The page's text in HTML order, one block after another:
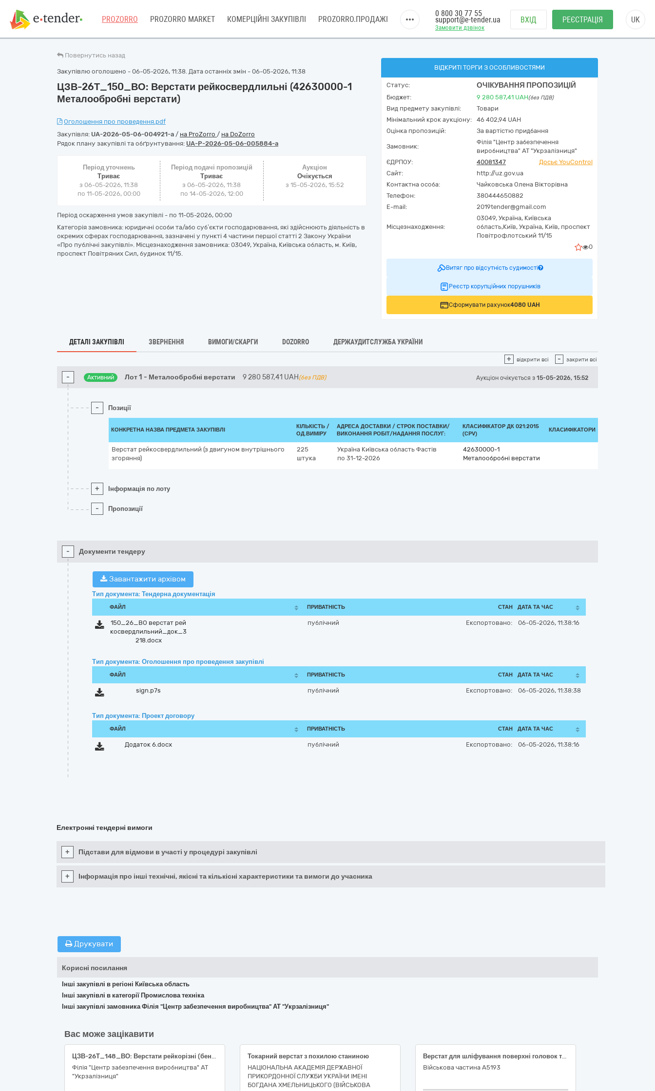
PROZORRO PROZORRO MARKET КОМЕРЦІЙНІ ЗАКУПІВЛІ PROZORRO.ПРОДАЖІ
Замовити дзвінок
0 800 30 77 55
support@e-tender.ua ВХІД РЕЄСТРАЦІЯ UK
Повернутись назад
Закупівлю оголошено - 06-05-2026, 11:38. Дата останніх змін - 06-05-2026, 11:38
ЦЗВ-26Т_150_ВО: Верстати рейкосвердлильні (42630000-1
Металообробні верстати)
Оголошення про проведення.pdf
Закупівля: UA-2026-05-06-004921-a / на ProZorro / на DoZorro
Рядок плану закупівлі та обґрунтування: UA-P-2026-05-06-005884-a
Період уточнень
Триває
з 06-05-2026, 11:38
по 11-05-2026, 00:00
Період подачі пропозицій
Триває
з 06-05-2026, 11:38
по 14-05-2026, 12:00
Аукціон
Очікується
з 15-05-2026, 15:52
Період оскарження умов закупівлі - по 11-05-2026, 00:00
Категорія замовника: юридичні особи та/або суб’єкти господарювання, які здійснюють діяльність в
окремих сферах господарювання, зазначені у пункті 4 частини першої статті 2 Закону України
«Про публічні закупівлі». Місцезнаходження замовника: 03049, Україна, Київська область, м. Київ,
проспект Повітряних Сил, будинок 11/15.
ВІДКРИТІ ТОРГИ З ОСОБЛИВОСТЯМИ
Статус: ОЧІКУВАННЯ ПРОПОЗИЦІЙ
Бюджет: 9 280 587,41 UAH(без ПДВ)
Вид предмету закупівлі:
Товари
Мінімальний крок аукціону:
46 402,94 UAH
Оцінка пропозицій:
За вартістю придбання
Замовник:
Філія "Центр забезпечення
виробництва" АТ "Укрзалізниця"
ЄДРПОУ:
40081347
Досьє YouControl
Сайт:
http://uz.gov.ua
Контактна особа:
Чайковська Олена Вікторівна
Телефон:
380444650882
E-mail:
2019tender@gmail.com
Місцезнаходження:
03049, Україна, Київська
область,Київ, Україна, Київ, проспект
Повітрофлотський 11/15
0
Витяг про відсутність судимості
Реєстр корупційних порушників
Сформувати рахунок4080 UAH
ДЕТАЛІ ЗАКУПІВЛІ ЗВЕРНЕННЯ ВИМОГИ/СКАРГИ DOZORRO ДЕРЖАУДИТСЛУЖБА УКРАЇНИ
+ відкрити всі - закрити всі
- Активний Лот 1 - Металообробні верстати 9 280 587,41 UAH (без ПДВ) Аукціон очікується з 15-05-2026, 15:52
- Позиції
КОНКРЕТНА НАЗВА ПРЕДМЕТА ЗАКУПІВЛІ
КІЛЬКІСТЬ /
ОД.ВИМІРУ
АДРЕСА ДОСТАВКИ / СТРОК ПОСТАВКИ/
ВИКОНАННЯ РОБІТ/НАДАННЯ ПОСЛУГ:
КЛАСИФІКАТОР ДК 021:2015
(CPV)
КЛАСИФІКАТОРИ
Верстат рейкосвердлильний (з двигуном внутрішнього
згоряння)
225
штука
Україна Київська область Фастів
по 31-12-2026
42630000-1
Металообробні верстати
+ Інформація по лоту
- Пропозиції
- Документи тендеру
Завантажити архівом
Тип документа: Тендерна документація
ФАЙЛ ПРИВАТНІСТЬ СТАН ДАТА ТА ЧАС
150_26_ВО верстат рей
косвердлильний_док_3
218.docx
публічний Експортовано: 06-05-2026, 11:38:16
Тип документа: Оголошення про проведення закупівлі
ФАЙЛ ПРИВАТНІСТЬ СТАН ДАТА ТА ЧАС
sign.p7s публічний Експортовано: 06-05-2026, 11:38:38
Тип документа: Проект договору
ФАЙЛ ПРИВАТНІСТЬ СТАН ДАТА ТА ЧАС
Додаток 6.docx публічний Експортовано: 06-05-2026, 11:38:16
Електронні тендерні вимоги
+ Підстави для відмови в участі у процедурі закупівлі
+ Інформація про інші технічні, якісні та кількісні характеристики та вимоги до учасника
Друкувати
Корисні посилання
Інші закупівлі в регіоні Київська область
Інші закупівлі в категорії Промислова техніка
Інші закупівлі замовника Філія "Центр забезпечення виробництва" АТ "Укрзалізниця"
Вас може зацікавити
ЦЗВ-26Т_148_ВО: Верстати рейкорізні (бензинові) (42630000-1 Металообробні верстати)
Філія "Центр забезпечення виробництва" АТ
"Укрзалізниця"
Токарний верстат з похилою станиною
НАЦІОНАЛЬНА АКАДЕМІЯ ДЕРЖАВНОЇ
ПРИКОРДОННОЇ СЛУЖБИ УКРАЇНИ ІМЕНІ
БОГДАНА ХМЕЛЬНИЦЬКОГО (ВІЙСЬКОВА
Верстат для шліфування поверхні головок та блоків циліндрів Comec RP1200
Військова частина А5193